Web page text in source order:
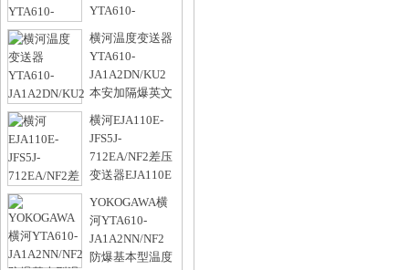
YTA610-
JB1A2DB/NF2
RTD PT100 3WIRE
型号：
横河温度变送器
YTA610-
JA1A2DN/KU2
本安加隔爆英文
铭牌
YOKOGAWA
型号：
横河EJA110E-
JFS5J-
712EA/NF2差压
变送器EJA110E
型号：
YOKOGAWA横
河YTA610-
JA1A2NN/NF2
防爆基本型温度